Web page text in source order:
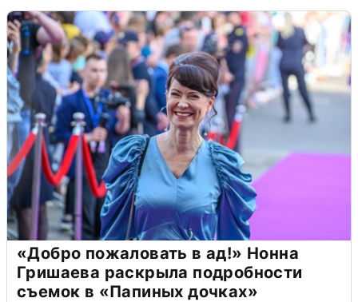
«Добро пожаловать в ад!» Нонна
Гришаева раскрыла подробности
съемок в «Папиных дочках»